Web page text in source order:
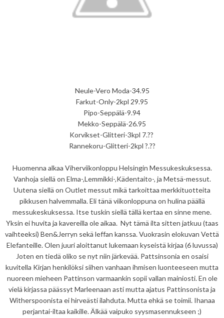
Neule-Vero Moda-34.95
Farkut-Only-2kpl 29.95
Pipo-Seppälä-9.94
Mekko-Seppälä-26.95
Korvikset-Glitteri-3kpl 7.??
Rannekoru-Glitteri-2kpl ?.??
Huomenna alkaa Viherviikonloppu Helsingin Messukeskuksessa.
Vanhoja siellä on Elma-,Lemmikki-,Kädentaito-, ja Metsä-messut.
Uutena siellä on Outlet messut mikä tarkoittaa merkkituotteita
pikkusen halvemmalla. Eli tänä viikonloppuna on hulina päällä
messukeskuksessa. Itse tuskin siellä tällä kertaa en sinne mene.
Yksin ei huvita ja kavereilla ole aikaa. Nyt tämä ilta sitten jatkuu (taas
vaihteeksi) Ben&Jerryn sekä leffan kanssa. Vuokrasin elokuvan Vettä
Elefanteille. Olen juuri aloittanut lukemaan kyseistä kirjaa (6 luvussa)
Joten en tiedä oliko se nyt niin järkevää. Pattsinsonia en osaisi
kuvitella Kirjan henkilöksi siihen vanhaan ihmisen luonteeseen mutta
nuoreen mieheen Pattinson varmaankin sopii vallan mainiosti. En ole
vielä kirjassa päässyt Marleenaan asti mutta ajatus Pattinsonista ja
Witherspoonista ei hirveästi ilahduta. Mutta ehkä se toimii. Ihanaa
perjantai-iltaa kaikille. Älkää vaipuko syysmasennukseen ;)